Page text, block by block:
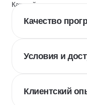
Каждый курс и школу
Качество
Условия и
Клиентский